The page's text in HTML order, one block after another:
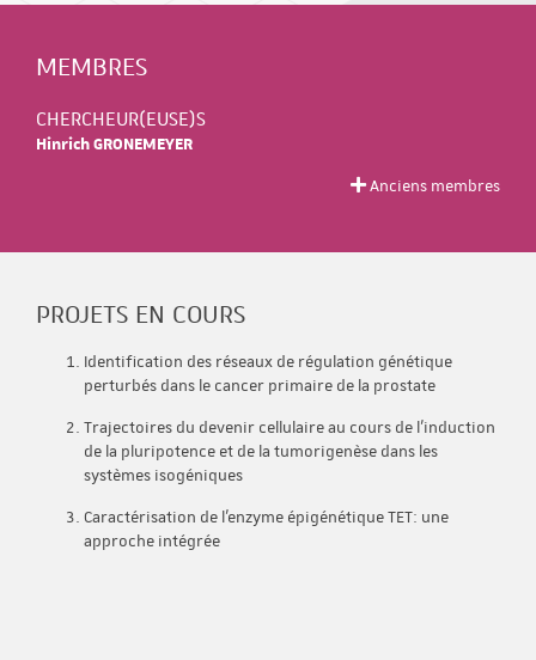
MEMBRES
CHERCHEUR(EUSE)S
Hinrich GRONEMEYER
Anciens membres
PROJETS EN COURS
Identification des réseaux de régulation génétique
perturbés dans le cancer primaire de la prostate
Trajectoires du devenir cellulaire au cours de l'induction
de la pluripotence et de la tumorigenèse dans les
systèmes isogéniques
Caractérisation de l’enzyme épigénétique TET: une
approche intégrée